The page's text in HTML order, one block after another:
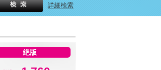
詳細検索
絶版